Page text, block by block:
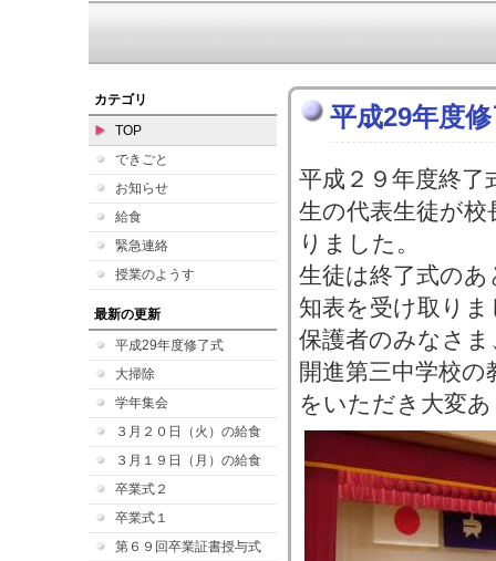
カテゴリ
TOP
できごと
お知らせ
給食
緊急連絡
授業のようす
最新の更新
平成29年度修了式
大掃除
学年集会
３月２０日（火）の給食
３月１９日（月）の給食
卒業式２
卒業式１
第６９回卒業証書授与式
平成29年度
平成２９年度終了
生の代表生徒が
りました。
生徒は終了式の
知表を受け取りま
保護者のみなさ
開進第三中学校
をいただき大変